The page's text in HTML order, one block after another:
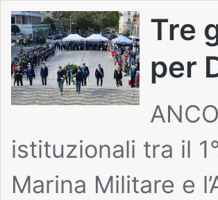
Tre
per
istituzionali tra il
Marina Militare e